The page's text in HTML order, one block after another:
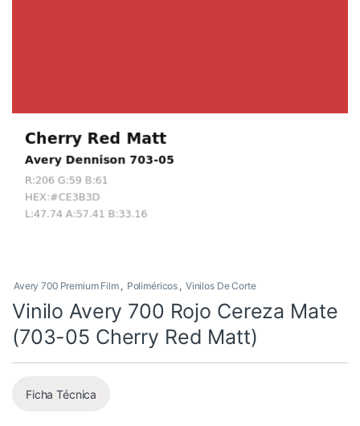
Avery 700 Premium Film , Poliméricos , Vinilos De Corte
Vinilo Avery 700 Rojo Cereza Mate
(703-05 Cherry Red Matt)
Ficha Técnica